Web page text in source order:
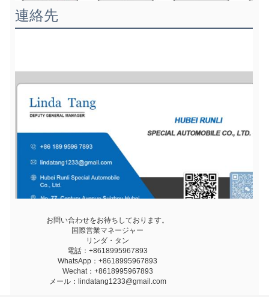
連絡先
お問い合わせをお待ちしております。
国際営業マネージャー
リンダ・タン
電話：+8618995967893
WhatsApp：+8618995967893
Wechat：+8618995967893
メール：lindatang1233@gmail.com